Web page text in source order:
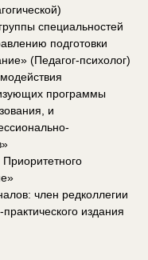
специальностей
подготовки
(Педагог-психолог)
программы
и
Приоритетного
член редколлегии
издания